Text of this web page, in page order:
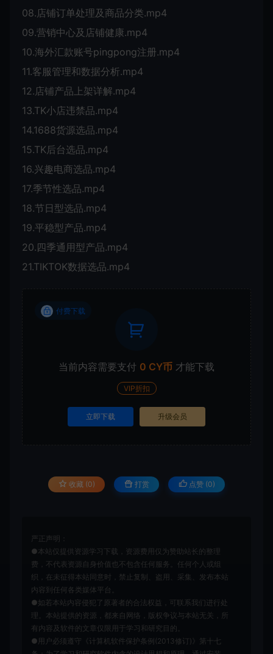
08.店铺订单处理及商品分类.mp4
09.营销中心及店铺健康.mp4
10.海外汇款账号pingpong注册.mp4
11.客服管理和数据分析.mp4
12.店铺产品上架详解.mp4
13.TK小店违禁品.mp4
14.1688货源选品.mp4
15.TK后台选品.mp4
16.兴趣电商选品.mp4
17.季节性选品.mp4
18.节日型选品.mp4
19.平稳型产品.mp4
20.四季通用型产品.mp4
21.TIKTOK数据选品.mp4
付费下载
当前内容需要支付 0 CY币 才能下载
VIP折扣
立即下载 升级会员
收藏 (0) 打赏 点赞 (0)
严正声明：
●本站仅提供资源学习下载，资源费用仅为赞助站长的整理
费，不代表资源自身价值也不包含任何服务。任何个人或组
织，在未征得本站同意时，禁止复制、盗用、采集、发布本站
内容到任何各类媒体平台。
●如若本站内容侵犯了原著者的合法权益，可联系我们进行处
理。本站提供的资源，都来自网络，版权争议与本站无关，所
有内容及软件的文章仅限用于学习和研究目的。
●用户必须遵守《计算机软件保护条例(2013修订)》第十七